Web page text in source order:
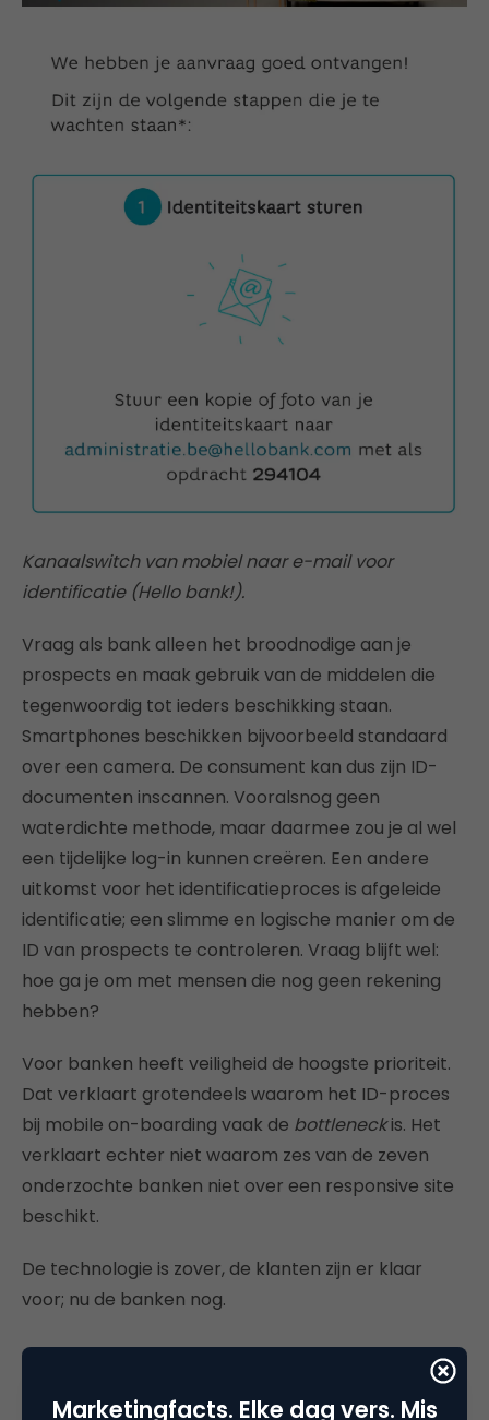
Kanaalswitch van mobiel naar e-mail voor
identificatie (Hello bank!).
Vraag als bank alleen het broodnodige aan je
prospects en maak gebruik van de middelen die
tegenwoordig tot ieders beschikking staan.
Smartphones beschikken bijvoorbeeld standaard
over een camera. De consument kan dus zijn ID-
documenten inscannen. Vooralsnog geen
waterdichte methode, maar daarmee zou je al wel
een tijdelijke log-in kunnen creëren. Een andere
uitkomst voor het identificatieproces is afgeleide
identificatie; een slimme en logische manier om de
ID van prospects te controleren. Vraag blijft wel:
hoe ga je om met mensen die nog geen rekening
hebben?
Voor banken heeft veiligheid de hoogste prioriteit.
Dat verklaart grotendeels waarom het ID-proces
bij mobile on-boarding vaak de bottleneckis. Het
verklaart echter niet waarom zes van de zeven
onderzochte banken niet over een responsive site
beschikt.
De technologie is zover, de klanten zijn er klaar
voor; nu de banken nog.
Marketingfacts. Elke dag vers. Mis